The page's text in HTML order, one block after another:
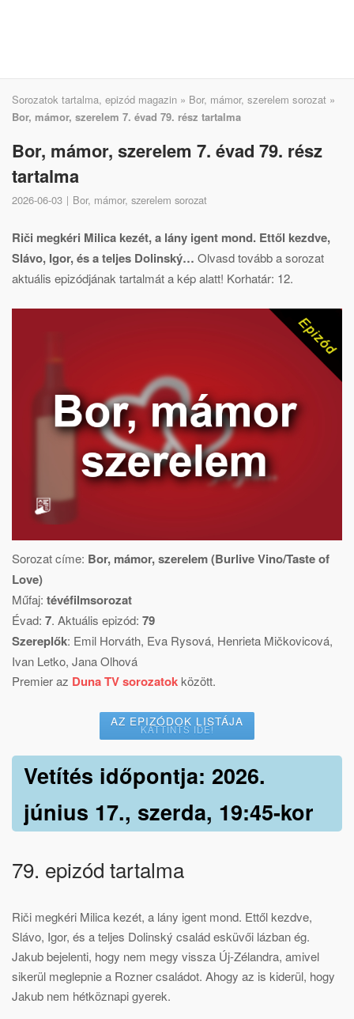
Sorozatok tartalma, epizód magazin » Bor, mámor, szerelem sorozat »
Bor, mámor, szerelem 7. évad 79. rész tartalma
Bor, mámor, szerelem 7. évad 79. rész
tartalma
2026-06-03 Bor, mámor, szerelem sorozat
Riči megkéri Milica kezét, a lány igent mond. Ettől kezdve,
Slávo, Igor, és a teljes Dolinský… Olvasd tovább a sorozat
aktuális epizódjának tartalmát a kép alatt! Korhatár: 12.
Sorozat címe: Bor, mámor, szerelem (Burlive Vino/Taste of
Love)
Műfaj: tévéfilmsorozat
Évad: 7. Aktuális epizód: 79
Szereplők: Emil Horváth, Eva Rysová, Henrieta Mičkovicová,
Ivan Letko, Jana Olhová
Premier az Duna TV sorozatok között.
AZ EPIZÓDOK LISTÁJA
KATTINTS IDE!
Vetítés időpontja: 2026.
június 17., szerda, 19:45-kor
79. epizód tartalma
Riči megkéri Milica kezét, a lány igent mond. Ettől kezdve,
Slávo, Igor, és a teljes Dolinský család esküvői lázban ég.
Jakub bejelenti, hogy nem megy vissza Új-Zélandra, amivel
sikerül meglepnie a Rozner családot. Ahogy az is kiderül, hogy
Jakub nem hétköznapi gyerek.